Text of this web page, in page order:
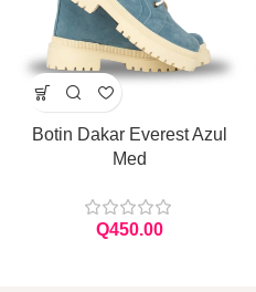
Botin Dakar Everest Azul
Med
Q